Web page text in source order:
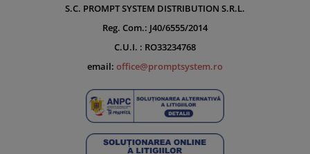
S.C. PROMPT SYSTEM DISTRIBUTION S.R.L.
Reg. Com.: J40/6555/2014
C.U.I. : RO33234768
email: office@promptsystem.ro